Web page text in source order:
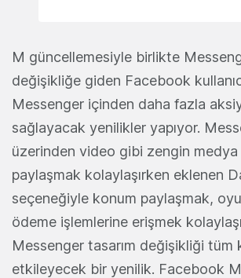
M güncellemesiyle birlikte
değişikliğe giden Facebook
Messenger içinden daha fazla
sağlayacak yenilikler yapıyor.
üzerinden video gibi zengin medya
paylaşmak kolaylaşırken eklenen
seçeneğiyle konum paylaşmak,
ödeme işlemlerine erişmek
Messenger tasarım değişikliği tüm
etkileyecek bir yenilik. Facebook